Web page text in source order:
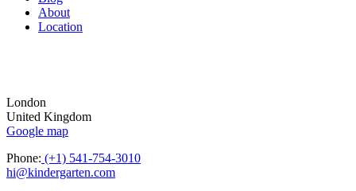
About
Location
London
United Kingdom
Google map
Phone: (+1) 541-754-3010
hi@kindergarten.com